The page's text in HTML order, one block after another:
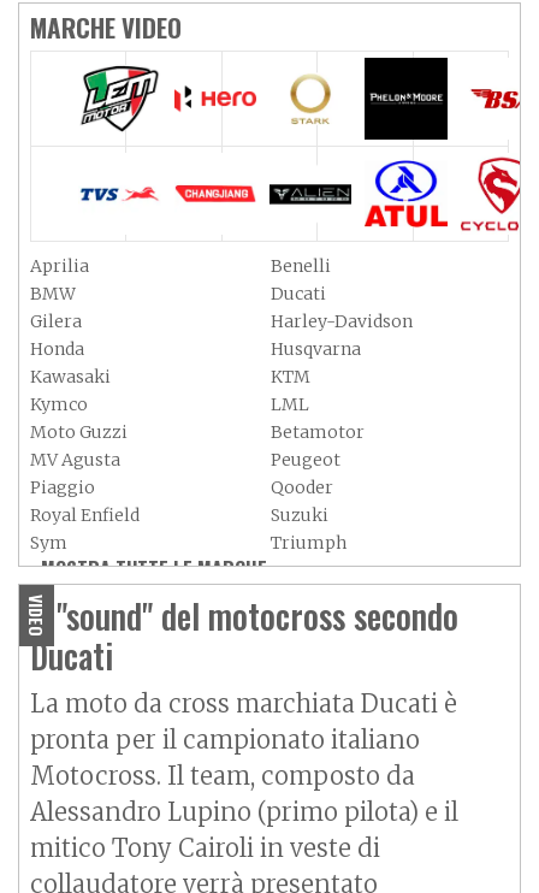
MARCHE VIDEO
Aprilia
Benelli
BMW
Ducati
Gilera
Harley-Davidson
Honda
Husqvarna
Kawasaki
KTM
Kymco
LML
Moto Guzzi
Betamotor
MV Agusta
Peugeot
Piaggio
Qooder
Royal Enfield
Suzuki
Sym
Triumph
Vespa
Yamaha
Adiva
Aeon
Aspes
Axy
MOSTRA TUTTE LE MARCHE »
VIDEO
Il "sound" del motocross secondo
Ducati
La moto da cross marchiata Ducati è
pronta per il campionato italiano
Motocross. Il team, composto da
Alessandro Lupino (primo pilota) e il
mitico Tony Cairoli in veste di
collaudatore verrà presentato